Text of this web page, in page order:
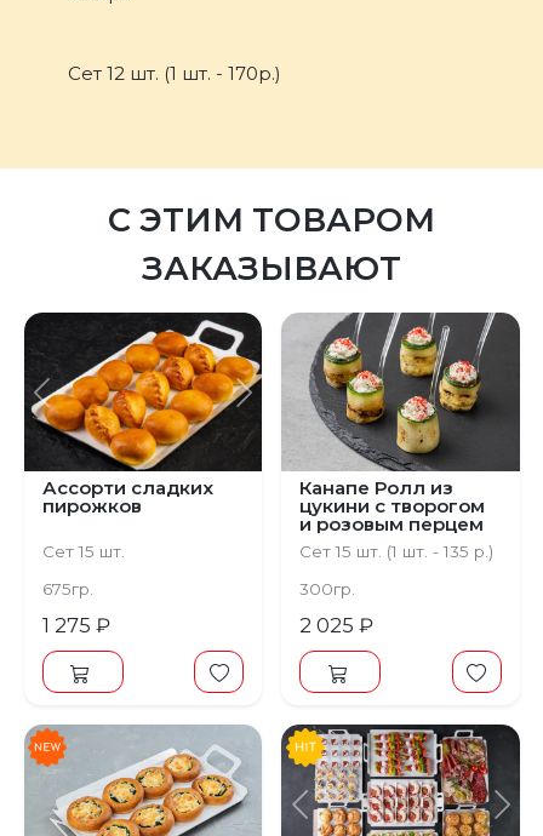
Сет 12 шт. (1 шт. - 170р.)
С ЭТИМ ТОВАРОМ
ЗАКАЗЫВАЮТ
Предыдущий Следующий
Ассорти сладких
пирожков
Сет 15 шт.
675гр.
1 275 ₽
Канапе Ролл из
цукини с творогом
и розовым перцем
Сет 15 шт. (1 шт. - 135 р.)
300гр.
2 025 ₽
Предыдущий